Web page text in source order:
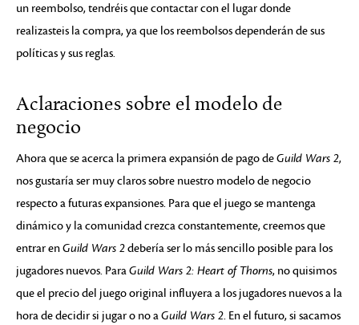
un reembolso, tendréis que contactar con el lugar donde
realizasteis la compra, ya que los reembolsos dependerán de sus
políticas y sus reglas.
Aclaraciones sobre el modelo de
negocio
Ahora que se acerca la primera expansión de pago deGuild Wars 2,
nos gustaría ser muy claros sobre nuestro modelo de negocio
respecto a futuras expansiones. Para que el juego se mantenga
dinámico y la comunidad crezca constantemente, creemos que
entrar enGuild Wars 2debería ser lo más sencillo posible para los
jugadores nuevos. ParaGuild Wars 2: Heart of Thorns, no quisimos
que el precio del juego original influyera a los jugadores nuevos a la
hora de decidir si jugar o no aGuild Wars 2. En el futuro, si sacamos